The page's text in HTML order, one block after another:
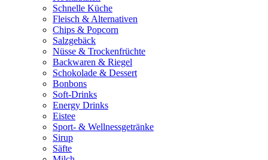
Schnelle Küche
Fleisch & Alternativen
Chips & Popcorn
Salzgebäck
Nüsse & Trockenfrüchte
Backwaren & Riegel
Schokolade & Dessert
Bonbons
Soft-Drinks
Energy Drinks
Eistee
Sport- & Wellnessgetränke
Sirup
Säfte